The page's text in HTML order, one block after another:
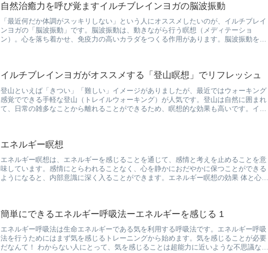
自然治癒力を呼び覚ますイルチブレインヨガの脳波振動
「最近何だか体調がスッキリしない」という人にオススメしたいのが、イルチブレイ
ンヨガの「脳波振動」です。脳波振動は、動きながら行う瞑想（メディテーショ
ン）。心を落ち着かせ、免疫力の高いカラダをつくる作用があります。脳波振動を習
イルチブレインヨガがオススメする「登山瞑想」でリフレッシュ
登山といえば「きつい」「難しい」イメージがありましたが、最近ではウォーキング
感覚でできる手軽な登山（トレイルウォーキング）が人気です。登山は自然に囲まれ
て、日常の雑多なことから離れることができるため、瞑想的な効果も高いです。イル
エネルギー瞑想
エネルギー瞑想は、エネルギーを感じることを通じて、感情と考えを止めることを意
味しています。感情にとらわれることなく、心を静かにおだやかに保つことができる
ようになると、内部意識に深く入ることができます。エネルギー瞑想の効果 体と心が
簡単にできるエネルギー呼吸法ーエネルギーを感じる 1
エネルギー呼吸法は生命エネルギーである気を利用する呼吸法です。エネルギー呼吸
法を行うためにはまず気を感じるトレーニングから始めます。気を感じることが必要
だなんて！ わからない人にとって、気を感じることは超能力に近いような不思議なこ